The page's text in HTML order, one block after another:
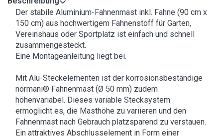
Der stabile Aluminium-Fahnenmast inkl. Fahne (90 cm x
150 cm) aus hochwertigem Fahnenstoff für Garten,
Vereinshaus oder Sportplatz ist einfach und schnell
zusammengesteckt.
Eine Montageanleitung liegt bei.
Mit Alu-Steckelementen ist der korrosionsbeständige
normani® Fahnenmast (Ø 50 mm) zudem
höhenvariabel. Dieses variable Stecksystem
ermöglicht es, die Masthöhe zu variieren und den
Fahnenmast nach Gebrauch platzsparend zu verstauen.
Ein attraktives Abschlusselement in Form einer